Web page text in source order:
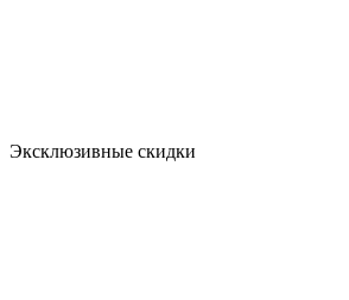
Эксклюзивныe cкидки